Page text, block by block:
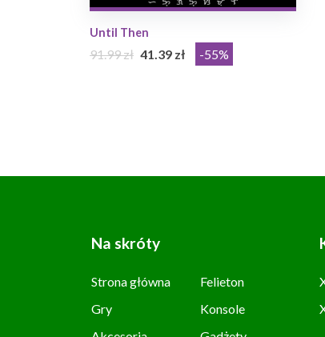
Until Then
91.99 zł 41.39 zł -55%
Na skróty
Strona główna
Felieton
Gry
Konsole